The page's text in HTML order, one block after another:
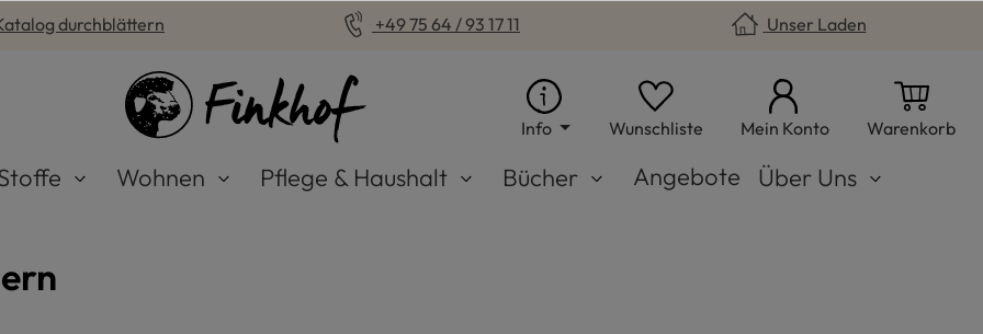
durchblättern +49 75 64 / 93 17 11 Unser Laden
Info Wunschliste Du hast 0 Produkte auf dem
Mein Konto Warenkorb
Wohnen Pflege & Haushalt Bücher Angebote Über Uns